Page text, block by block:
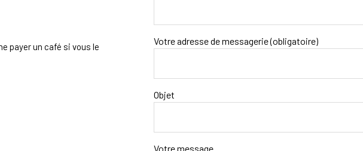
payer un café si vous le
Votre adresse de messagerie (obligatoire)
Objet
Votre message